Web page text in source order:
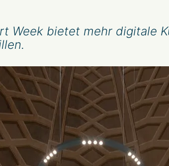
Week bietet mehr digitale